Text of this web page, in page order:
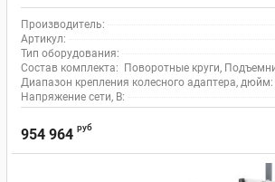
Производитель:
Артикул:
Тип оборудования:
Состав комплекта:
Поворотные круги,
Диапазон крепления колесного адаптера, дюйм:
Напряжение сети, В:
954 964 руб